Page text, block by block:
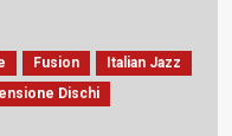
Fusion
Italian Jazz
Dischi